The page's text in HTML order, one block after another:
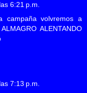
6:21 p.m.
campaña volvremos a
ALENTANDO
7:13 p.m.